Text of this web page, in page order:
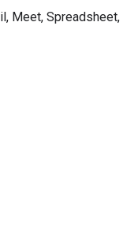
Meet, Spreadsheet,